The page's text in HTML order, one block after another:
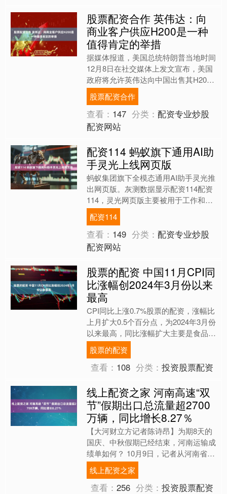
股票配资合作 英伟达：向
商业客户供应H200是一种
值得肯定的举措
据媒体报道，美国总统特朗普当地时间
12月8日在社交媒体上发文宣布，美国
政府将允许英伟达向中国出售其H200
人工智能芯片股票配资合作，但对每颗
芯片收取一定费用。对....
股票配资合作
查看： 147 分类：配资专业炒股
配资网站
配资114 蚂蚁旗下通用AI助
手灵光上线网页版
蚂蚁集团旗下全模态通用AI助手灵光推
出网页版。灰测数据显示配资114配资
114，灵光网页版主要被用于工作和学
习场景的生产力提升。此次网页版正式
开放，聚焦职场和教....
配资114
查看： 149 分类：配资专业炒股
配资网站
股票的配资 中国11月CPI同
比涨幅创2024年3月份以来
最高
CPI同比上涨0.7%股票的配资，涨幅比
上月扩大0.5个百分点，为2024年3月份
以来最高，同比涨幅扩大主要是食品价
格由降转涨拉动。扣除食品和能源价格
的核心CP....
股票的配资
查看： 108 分类：投资股票配资
线上配资之家 河南高速“双
节”假期出口总流量超2700
万辆，同比增长8.27％
【大河财立方记者陈诗昂】为期8天的
国庆、中秋假期已经结束，河南运输成
绩单如何？ 10月9日，记者从河南省交
通运输厅了解到，公路方面，河南高速
公路出口总流量为27....
线上配资之家
查看：256 分类：投资股票配资